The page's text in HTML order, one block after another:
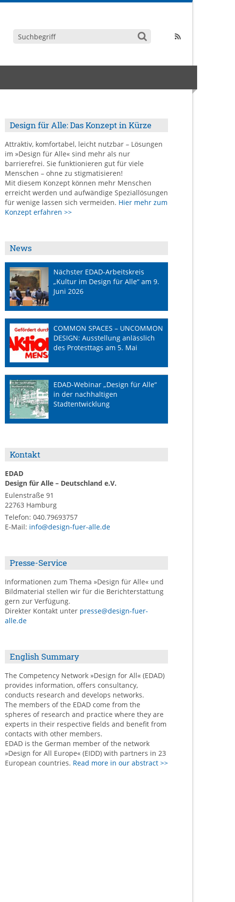
Design für Alle: Das Konzept in Kürze
Attraktiv, komfortabel, leicht nutzbar – Lösungen
im »Design für Alle« sind mehr als nur
barrierefrei. Sie funktionieren gut für viele
Menschen – ohne zu stigmatisieren!
Mit diesem Konzept können mehr Menschen
erreicht werden und aufwändige Speziallösungen
für wenige lassen sich vermeiden. Hier mehr zum
Konzept erfahren >>
News
Nächster EDAD-Arbeitskreis
„Kultur im Design für Alle“ am 9.
Juni 2026
COMMON SPACES – UNCOMMON
DESIGN: Ausstellung anlässlich
des Protesttags am 5. Mai
EDAD-Webinar „Design für Alle“
in der nachhaltigen
Stadtentwicklung
Kontakt
EDAD
Design für Alle – Deutschland e.V.
Eulenstraße 91
22763 Hamburg
Telefon: 040.79693757
E-Mail: info@design-fuer-alle.de
Presse-Service
Informationen zum Thema »Design für Alle« und
Bildmaterial stellen wir für die Berichterstattung
gern zur Verfügung.
Direkter Kontakt unter presse@design-fuer-
alle.de
English Summary
The Competency Network »Design for All« (EDAD)
provides information, offers consultancy,
conducts research and develops networks.
The members of the EDAD come from the
spheres of research and practice where they are
experts in their respective fields and benefit from
contacts with other members.
EDAD is the German member of the network
»Design for All Europe« (EIDD) with partners in 23
European countries. Read more in our abstract >>